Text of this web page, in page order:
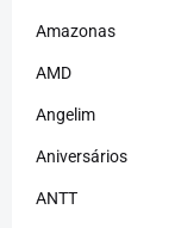
Amazonas
AMD
Angelim
Aniversários
ANTT